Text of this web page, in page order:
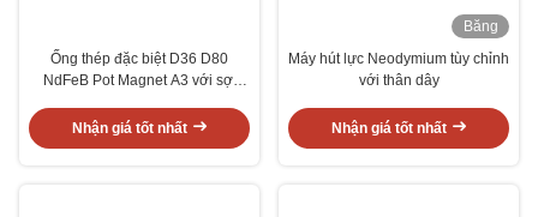
Ống thép đặc biệt D36 D80
NdFeB Pot Magnet A3 với sợi
Nhận giá tốt nhất
Băng
hình
Máy hút lực Neodymium tùy chỉnh
với thân dây
Nhận giá tốt nhất